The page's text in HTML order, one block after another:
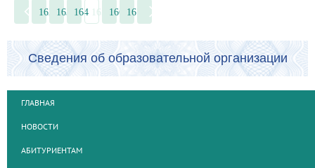
162 163 164 165 166 167
Сведения об образовательной организации
ГЛАВНАЯ
НОВОСТИ
АБИТУРИЕНТАМ